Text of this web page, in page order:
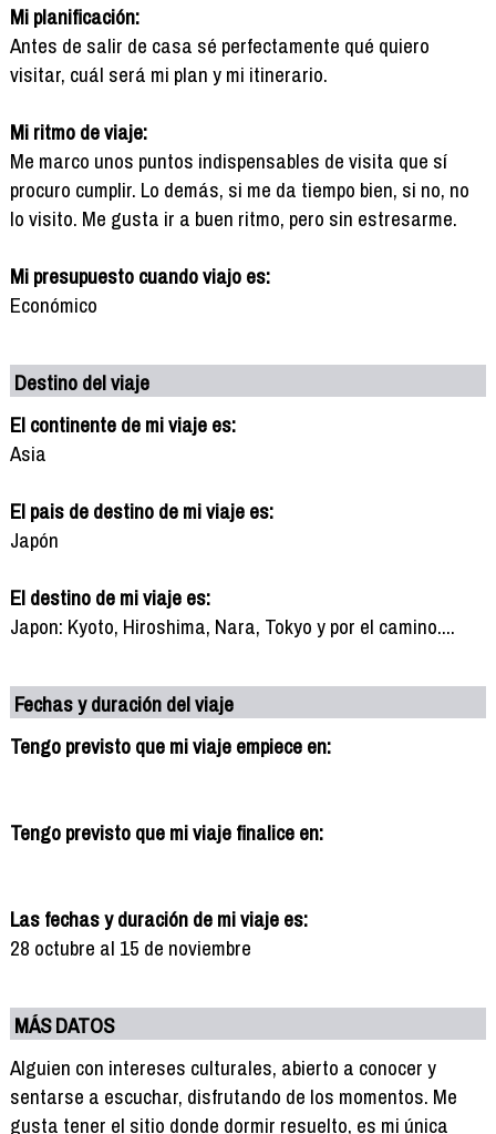
Mi planificación:
Antes de salir de casa sé perfectamente qué quiero
visitar, cuál será mi plan y mi itinerario.
Mi ritmo de viaje:
Me marco unos puntos indispensables de visita que sí
procuro cumplir. Lo demás, si me da tiempo bien, si no, no
lo visito. Me gusta ir a buen ritmo, pero sin estresarme.
Mi presupuesto cuando viajo es:
Económico
Destino del viaje
El continente de mi viaje es:
Asia
El pais de destino de mi viaje es:
Japón
El destino de mi viaje es:
Japon: Kyoto, Hiroshima, Nara, Tokyo y por el camino....
Fechas y duración del viaje
Tengo previsto que mi viaje empiece en:
Tengo previsto que mi viaje finalice en:
Las fechas y duración de mi viaje es:
28 octubre al 15 de noviembre
MÁS DATOS
Alguien con intereses culturales, abierto a conocer y
sentarse a escuchar, disfrutando de los momentos. Me
gusta tener el sitio donde dormir resuelto, es mi única